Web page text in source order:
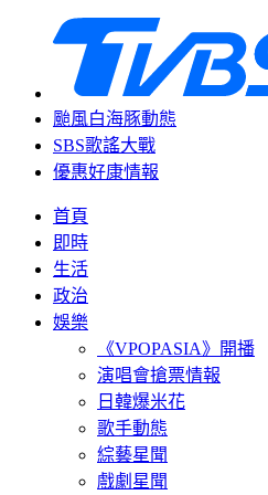
颱風白海豚動態
SBS歌謠大戰
優惠好康情報
首頁
即時
生活
政治
娛樂
《VPOPASIA》開播
演唱會搶票情報
日韓爆米花
歌手動態
綜藝星聞
戲劇星聞